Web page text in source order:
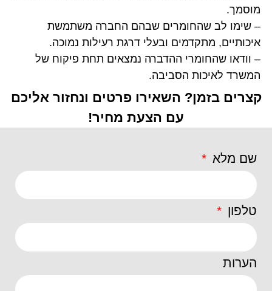
מוסמך.
– שימו לב שהחומרים שבהם החברה משתמשת
איכותיים, מתקדמים ובעלי דרגת רעילות נמוכה.
– וודאו שהחומרי ההדברה נמצאים תחת פיקוח של
המשרד לאיכות הסביבה.
קצרים בזמן? השאירו פרטים ונחזור אליכם
עם הצעת מחיר!
שם מלא
טלפון
הערות